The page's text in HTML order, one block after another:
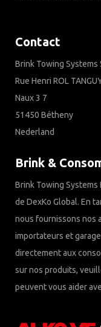
Contact
Brink Towing Systems
Rue Henri ROL
Naux 3 7
51450 Bétheny
Nederland
Brink &
Brink Towing Systems
de DexKo Global. En
nous fournissons nos
importateurs et
directement aux
sur nos produits,
peuvent vous aider